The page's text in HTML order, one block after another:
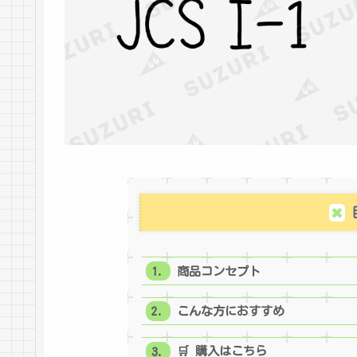
商品コンセプト
こんな方におすすめ
🛒 購入はこちら